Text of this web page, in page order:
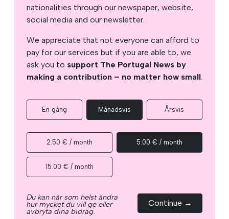
nationalities through our newspaper, website,
social media and our newsletter.
We appreciate that not everyone can afford to
pay for our services but if you are able to, we
ask you to support The Portugal News by
making a contribution – no matter how small.
En gång Månadsvis Årsvis
2.50 € / month 5.00 € / month
15.00 € / month
Du kan när som helst ändra
hur mycket du vill ge eller
avbryta dina bidrag.
Continue →